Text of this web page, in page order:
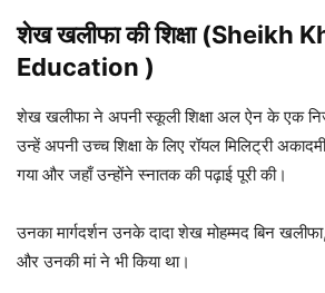
शेख खलीफा की शिक्षा (Sheikh
Education )
शेख खलीफा ने अपनी स्कूली शिक्षा अल ऐन के एक
उन्हें अपनी उच्च शिक्षा के लिए रॉयल मिलिट्री
गया और जहाँ उन्होंने स्नातक की पढ़ाई पूरी की।
उनका मार्गदर्शन उनके दादा शेख मोहम्मद बिन
और उनकी मां ने भी किया था।